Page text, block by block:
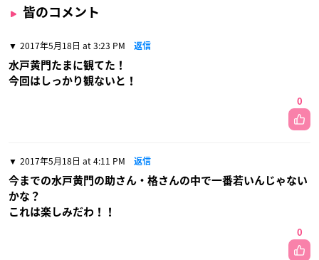
皆のコメント
2017年5月18日 at 3:23 PM 返信
水戸黄門たまに観てた！
今回はしっかり観ないと！
0
2017年5月18日 at 4:11 PM 返信
今までの水戸黄門の助さん・格さんの中で一番若いんじゃない
かな？
これは楽しみだわ！！
0